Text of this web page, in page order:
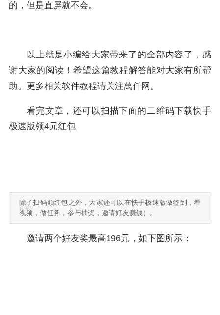
的，但是直屏就不会。
以上就是小编给大家带来了的全部内容了，感
谢大家的阅读！希望这篇教程解答能对大家有所帮
助。更多相关软件教程请关注萬仟网。
看完文章，还可以扫描下面的二维码下载快手
极速版领4元红包
除了扫码领红包之外，大家还可以在快手极速版做签到，看
视频，做任务，参与抽奖，邀请好友赚钱）。
邀请两个好友奖最高196元，如下图所示：